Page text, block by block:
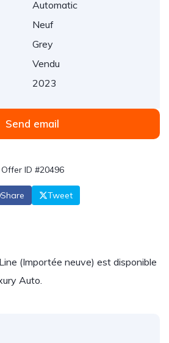
Automatic
Neuf
Grey
Vendu
2023
Send email
Offer ID #20496
Share Tweet
(Importée neuve) est disponible
Auto.